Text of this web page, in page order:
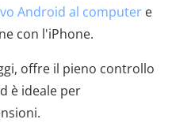
Android al computer e
con l'iPhone.
offre il pieno controllo
è ideale per